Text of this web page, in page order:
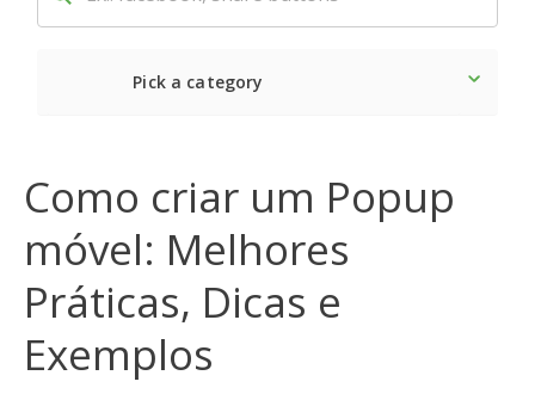
Pick a category
Como criar um Popup
móvel: Melhores
Práticas, Dicas e
Exemplos